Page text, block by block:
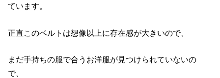
ています。
正直このベルトは想像以上に存在感が大きいので、
まだ手持ちの服で合うお洋服が見つけられていないの
で、